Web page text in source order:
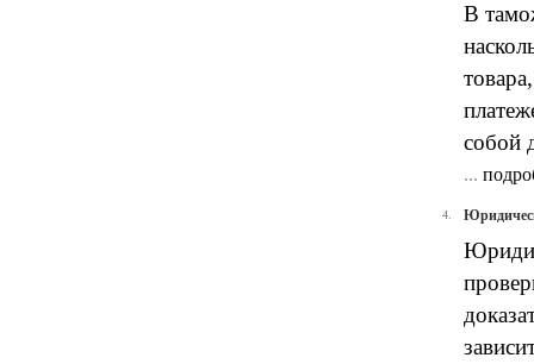
В
собой
...
4.